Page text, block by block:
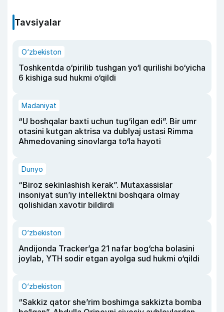
Tavsiyalar
O‘zbekiston
Toshkentda o‘pirilib tushgan yo‘l qurilishi bo‘yicha
6 kishiga sud hukmi o‘qildi
Madaniyat
“U boshqalar baxti uchun tug‘ilgan edi”. Bir umr
otasini kutgan aktrisa va dublyaj ustasi Rimma
Ahmedovaning sinovlarga to‘la hayoti
Dunyo
“Biroz sekinlashish kerak”. Mutaxassislar
insoniyat sun’iy intellektni boshqara olmay
qolishidan xavotir bildirdi
O‘zbekiston
Andijonda Tracker’ga 21 nafar bog‘cha bolasini
joylab, YTH sodir etgan ayolga sud hukmi o‘qildi
O‘zbekiston
“Sakkiz qator she’rim boshimga sakkizta bomba